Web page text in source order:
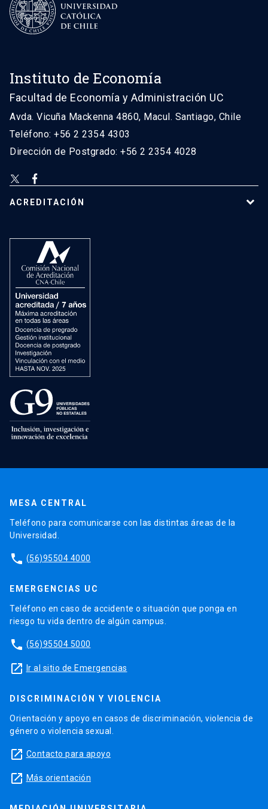
Instituto de Economía
Facultad de Economía y Administración UC
Avda. Vicuña Mackenna 4860, Macul. Santiago, Chile
Teléfono: +56 2 2354 4303
Dirección de Postgrado: +56 2 2354 4028
ACREDITACIÓN
MESA CENTRAL
Teléfono para comunicarse con las distintas áreas de la
Universidad.
phone (56)95504 4000
EMERGENCIAS UC
Teléfono en caso de accidente o situación que ponga en
riesgo tu vida dentro de algún campus.
phone (56)95504 5000
launch Ir al sitio de Emergencias
DISCRIMINACIÓN Y VIOLENCIA
Orientación y apoyo en casos de discriminación, violencia de
género o violencia sexual.
launch Contacto para apoyo
launch Más orientación